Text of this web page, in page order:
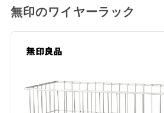
無印のワイヤーラック